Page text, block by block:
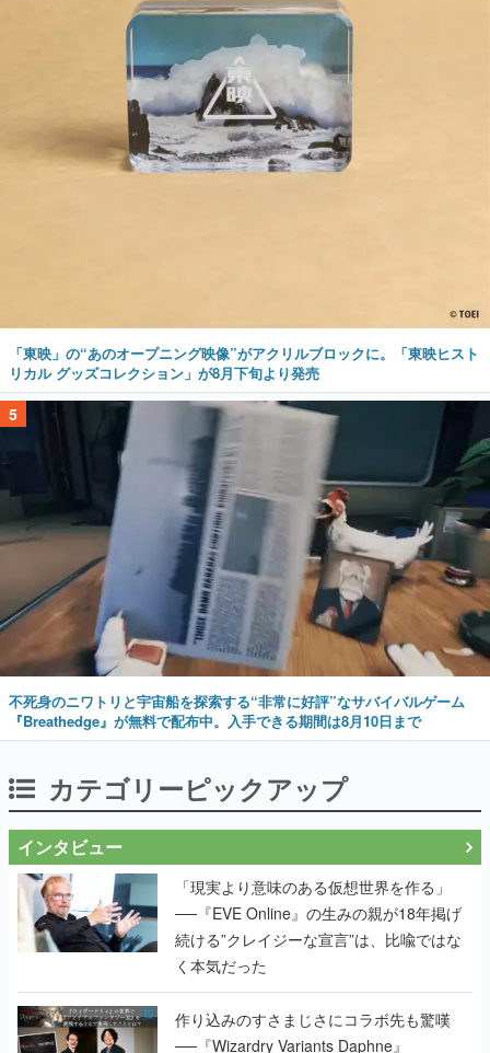
「東映」の“あのオープニング映像”がアクリルブロックに。「東映ヒスト
リカル グッズコレクション」が8月下旬より発売
5
不死身のニワトリと宇宙船を探索する“非常に好評”なサバイバルゲーム
『Breathedge』が無料で配布中。入手できる期間は8月10日まで
カテゴリーピックアップ
インタビュー
「現実より意味のある仮想世界を作る」
──『EVE Online』の生みの親が18年掲げ
続ける”クレイジーな宣言”は、比喩ではな
く本気だった
作り込みのすさまじさにコラボ先も驚嘆
──『Wizardry Variants Daphne』